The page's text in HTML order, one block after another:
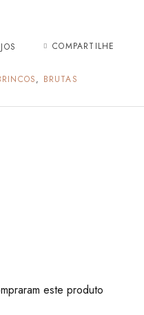
COMPARTILHE
, BRUTAS
este produto